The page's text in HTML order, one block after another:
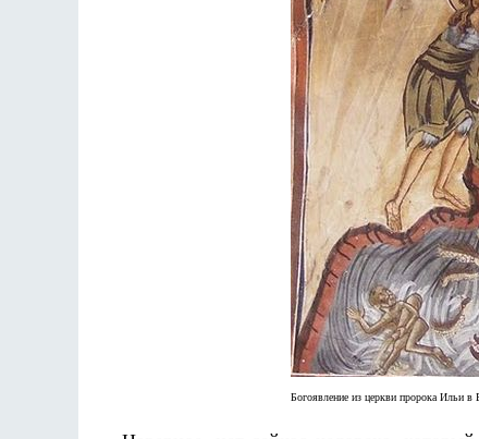
Богоявление из церкви пророка Ильи